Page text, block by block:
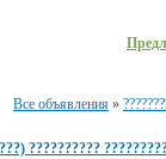
Все объявления »
??????????